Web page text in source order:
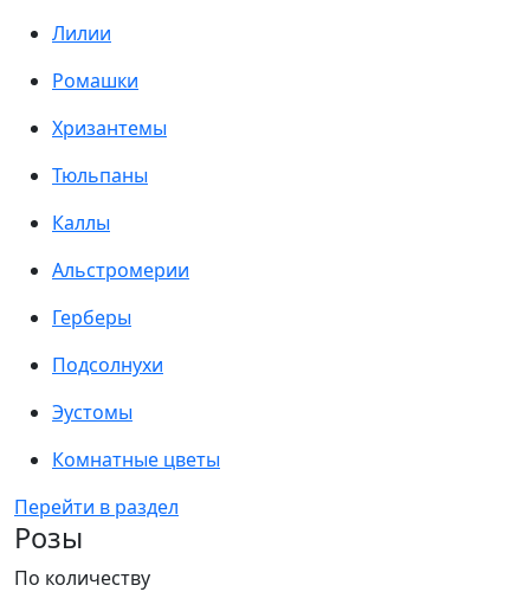
Лилии
Ромашки
Хризантемы
Тюльпаны
Каллы
Альстромерии
Герберы
Подсолнухи
Эустомы
Комнатные цветы
Перейти в раздел
Розы
По количеству